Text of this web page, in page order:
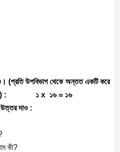
(প্রতি উপবিভাগ থেকে অন্তত একটি করে
:
১ x ১৬ = ১৬
উত্তর দাও :
কী?